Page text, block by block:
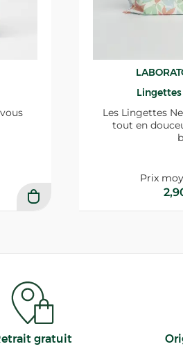
Les Lingettes
tout en
Prix
gratuit